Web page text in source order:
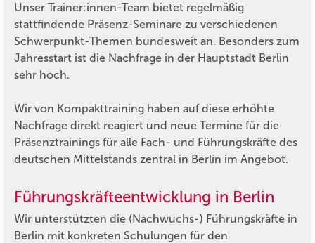
Unser Trainer:innen-Team bietet regelmäßig
stattfindende Präsenz-Seminare zu verschiedenen
Schwerpunkt-Themen bundesweit an. Besonders zum
Jahresstart ist die Nachfrage in der Hauptstadt Berlin
sehr hoch.
Wir von Kompakttraining haben auf diese erhöhte
Nachfrage direkt reagiert und neue Termine für die
Präsenztrainings für alle Fach- und Führungskräfte des
deutschen Mittelstands zentral in Berlin im Angebot.
Führungskräfteentwicklung in Berlin
Wir unterstützten die (Nachwuchs-) Führungskräfte in
Berlin mit konkreten Schulungen für den